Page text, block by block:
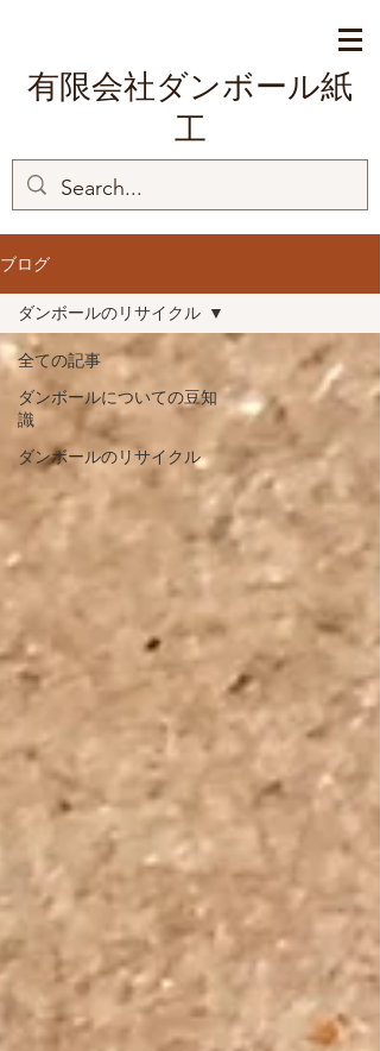
有限会社ダンボール紙
工
ブログ
全ての記事
ダンボールについての豆知
識
ダンボールのリサイクル
ダンボールのリサイクル